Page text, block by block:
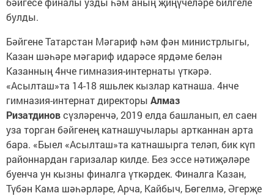
булды.
Бәйгене Татарстан Мәгариф һәм фән министрлыгы,
Казан шәһәре мәгариф идарәсе ярдәме белән
Казанның 4нче гимназия-интернаты үткәрә.
«Асылташ»та 14-18 яшьлек кызлар катнаша. 4нче
гимназия-интернат директоры Алмаз
Ризатдиновсүзләренчә, 2019 елда башланып, ел саен
уза торган бәйгенең катнашучылары артканнан арта
бара. «Быел «Асылташ»та катнашырга теләп, бик күп
районнардан гаризалар килде. Без эссе нәтиҗәләре
буенча ун кызны финалга үткәрдек. Финалга Казан,
Түбән Кама шәһәрләре, Арча, Кайбыч, Бөгелмә, Әгерҗе